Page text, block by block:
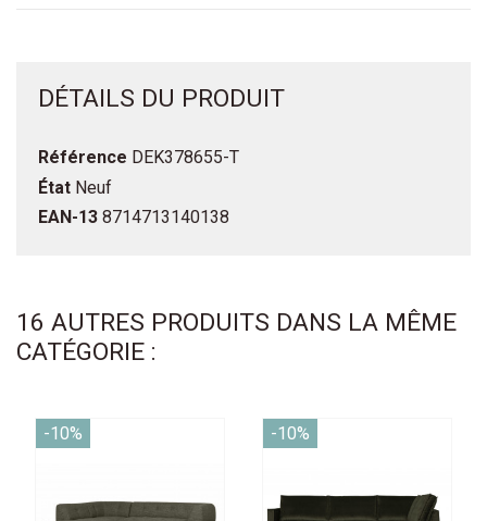
DÉTAILS DU PRODUIT
Référence DEK378655-T
État Neuf
EAN-13 8714713140138
16 AUTRES PRODUITS DANS LA MÊME
CATÉGORIE :
-10% -10%